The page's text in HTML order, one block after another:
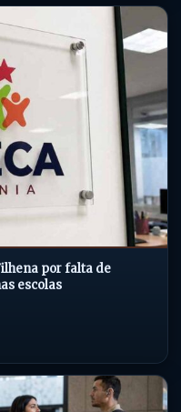
por falta de
escolas